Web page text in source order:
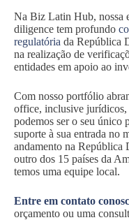
Na Biz Latin Hub, nossa
diligence tem profundo
regulatória da República
na realização de
entidades em apoio ao
Com nosso portfólio
office, inclusive jurídicos,
podemos ser o seu único
suporte à sua entrada no
andamento na República
outro dos 15 países da
temos uma equipe local.
Entre em contato
orçamento ou uma